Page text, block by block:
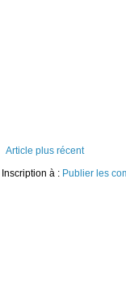
Article plus récent
Inscription à : Publier les